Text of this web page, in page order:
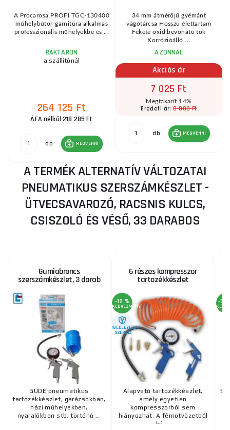
A Procarosa PROFI TGC-130400
műhelybútor-garnitúra alkalmas
professzionális műhelyekbe és ...
RAKTÁRON
a szállítónál
264 125 Ft
ÁFA nélkül 218 285 Ft
db MEGVENNI
34 mm átmérőjű gyémánt
vágótárcsa Hosszú élettartam
Fekete oxid bevonatú tok
Korrózióálló ...
AZONNAL
Akciós ár
7 025 Ft
Megtakarít 14%
Eredeti ár:8 080 Ft
db MEGVENNI
A TERMÉK ALTERNATÍV VÁLTOZATAI
PNEUMATIKUS SZERSZÁMKÉSZLET -
ÜTVECSAVAROZÓ, RACSNIS KULCS,
CSISZOLÓ ÉS VÉSŐ, 33 DARABOS
Gumiabroncs
szerszámkészlet, 3 darab
GÜDE pneumatikus
tartozékkészlet, garázsokban,
házi műhelyekben,
nyaralókban stb. történő ...
6 részes kompresszor
tartozékkészlet
-12 %
KEDVEZMÉNY
ENGEDÉLYEZETT
SZERVIZ
Alapvető tartozékkészlet,
amely egyetlen
kompresszorból sem
hiányozhat. A fémötvözetből
ké ...
-57
5